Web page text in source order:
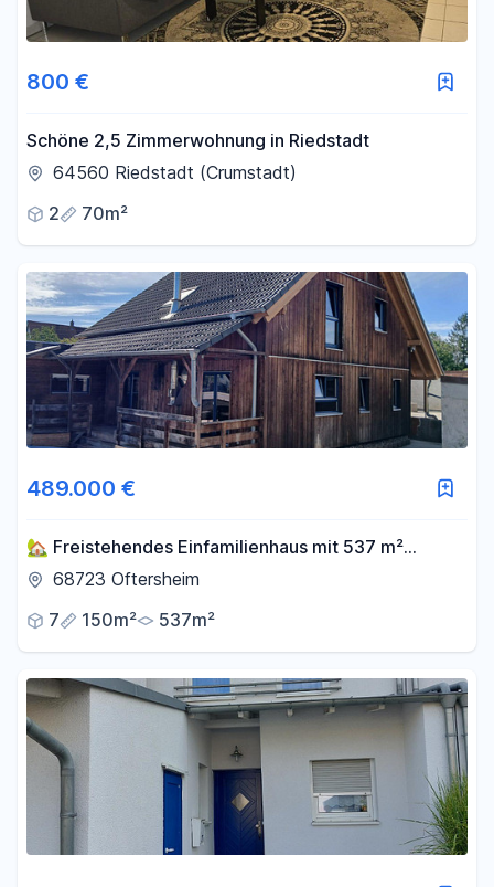
800 €
Schöne 2,5 Zimmerwohnung in Riedstadt
64560 Riedstadt (Crumstadt)
2
70m²
489.000 €
🏡 Freistehendes Einfamilienhaus mit 537 m²
Grundstück in Oftersheim
68723 Oftersheim
7
150m² 537m²